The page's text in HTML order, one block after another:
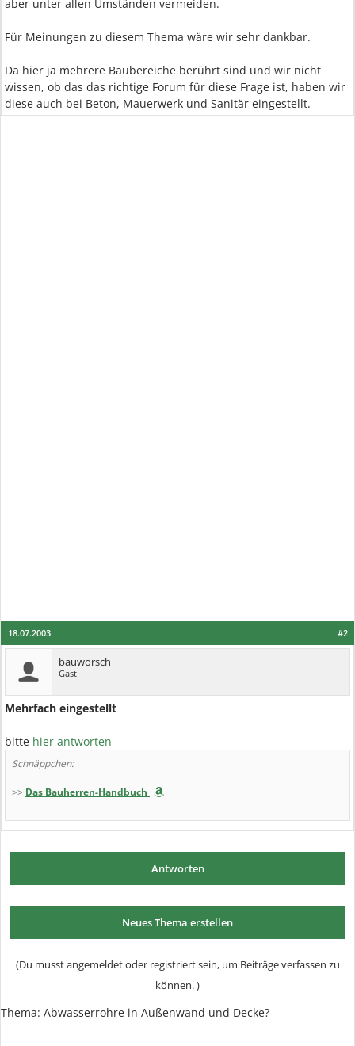
aber unter allen Umständen vermeiden.
Für Meinungen zu diesem Thema wäre wir sehr dankbar.
Da hier ja mehrere Baubereiche berührt sind und wir nicht
wissen, ob das das richtige Forum für diese Frage ist, haben wir
diese auch bei Beton, Mauerwerk und Sanitär eingestellt.
#2
18.07.2003
bauworsch
Gast
Mehrfach eingestellt
bitte hier antworten
Schnäppchen:
>> Das Bauherren-Handbuch
Antworten
Neues Thema erstellen
(Du musst angemeldet oder registriert sein, um Beiträge verfassen zu
können. )
Thema: Abwasserrohre in Außenwand und Decke?